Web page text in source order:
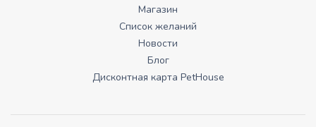
Магазин
Список желаний
Новости
Блог
Дисконтная карта PetHouse